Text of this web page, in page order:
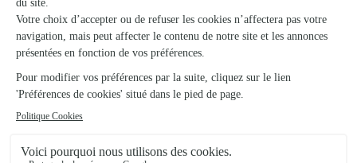
Intuitif
Intuitif Site clair et intuitif. J'ai trouvé rapidement ce que je
voulais
25/01/2026
Grande rapidité ( commande